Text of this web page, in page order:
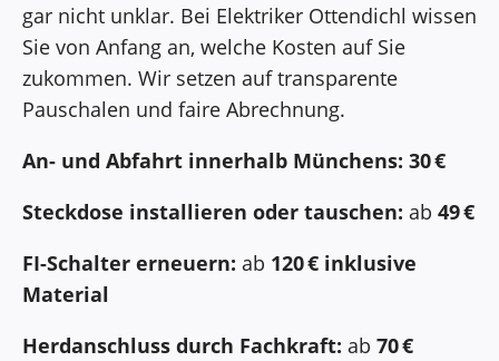
gar nicht unklar. Bei Elektriker Ottendichl wissen
Sie von Anfang an, welche Kosten auf Sie
zukommen. Wir setzen auf transparente
Pauschalen und faire Abrechnung.
An- und Abfahrt innerhalb Münchens: 30 €
Steckdose installieren oder tauschen: ab 49 €
FI-Schalter erneuern: ab 120 € inklusive
Material
Herdanschluss durch Fachkraft: ab 70 €